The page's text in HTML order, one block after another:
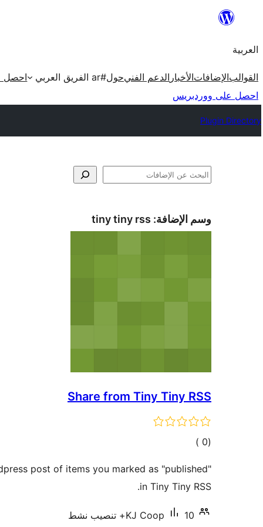
المحتوى
العربية
القوالبالإضافاتالأخبار الدعم الفنيحول#ar الفريق العربي
احصل
احصل على ووردبريس
Plugin Directory
البحث
وسم الإضافة: tiny tiny rss
Share from Tiny Tiny RSS
(0
إجمالي)
post of items you marked as "published"
in Tiny Tiny RSS.
KJ Coop 10+ تنصيب نشط